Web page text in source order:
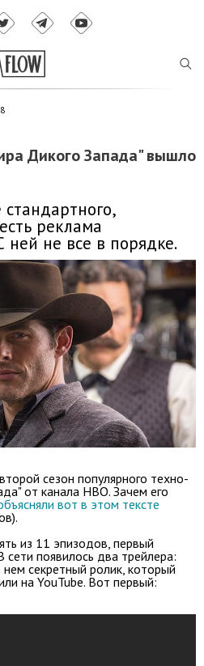
Дикого Запада" вышло
реклама
ней не все в порядке.
сезон популярного техно-
от канала HBO. Зачем его
вот в этом тексте
из 11 эпизодов, первый
появилось два трейлера:
секретный ролик, который
на YouTube. Вот первый: